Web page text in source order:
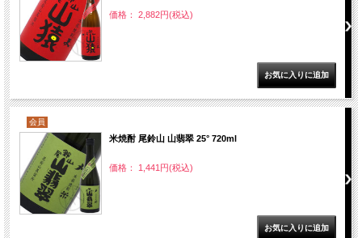
価格： 2,882円(税込)
会員
米焼酎 尾鈴山 山翡翠 25° 720ml
価格： 1,441円(税込)